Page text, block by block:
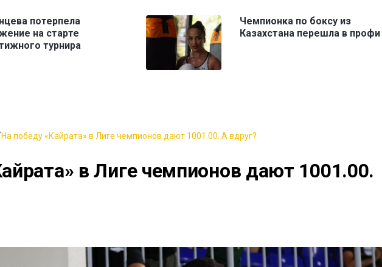
потерпела
на старте
турнира
Чемпионка по боксу из
Казахстана перешла в профи
На победу «Кайрата» в Лиге чемпионов дают 1001.00. А вдруг?
в Лиге чемпионов дают 1001.00.